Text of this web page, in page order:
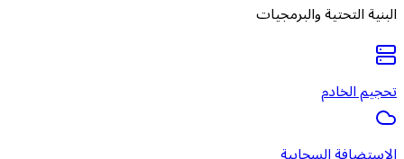
البنية التحتية والبرمجيات
تحجيم الخادم